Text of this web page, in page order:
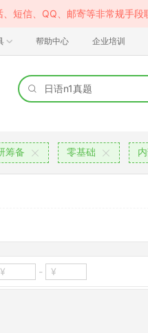
短信、QQ、邮寄等非常规手
帮助中心 企业培训
筹备 零基础
-